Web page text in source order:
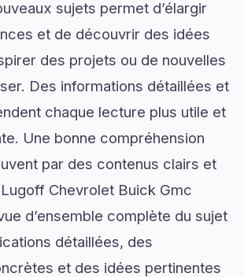
sujets permet d’élargir
et de découvrir des idées
des projets ou de nouvelles
Des informations détaillées et
chaque lecture plus utile et
Une bonne compréhension
par des contenus clairs et
Chevrolet Buick Gmc
d’ensemble complète du sujet
détaillées, des
et des idées pertinentes